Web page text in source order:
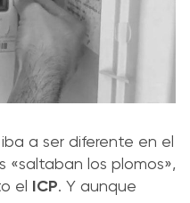
a ser diferente en el
«saltaban los plomos»,
el ICP. Y aunque